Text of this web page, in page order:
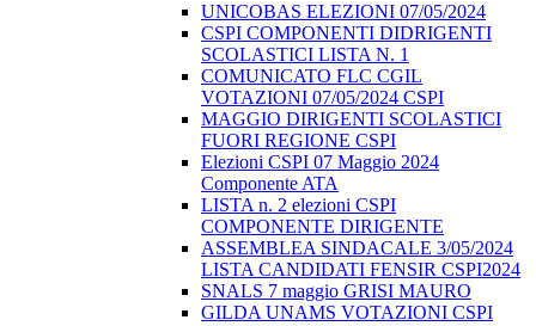
UNICOBAS ELEZIONI 07/05/2024
CSPI COMPONENTI DIDRIGENTI
SCOLASTICI LISTA N. 1
COMUNICATO FLC CGIL
VOTAZIONI 07/05/2024 CSPI
MAGGIO DIRIGENTI SCOLASTICI
FUORI REGIONE CSPI
Elezioni CSPI 07 Maggio 2024
Componente ATA
LISTA n. 2 elezioni CSPI
COMPONENTE DIRIGENTE
ASSEMBLEA SINDACALE 3/05/2024
LISTA CANDIDATI FENSIR CSPI2024
SNALS 7 maggio GRISI MAURO
GILDA UNAMS VOTAZIONI CSPI